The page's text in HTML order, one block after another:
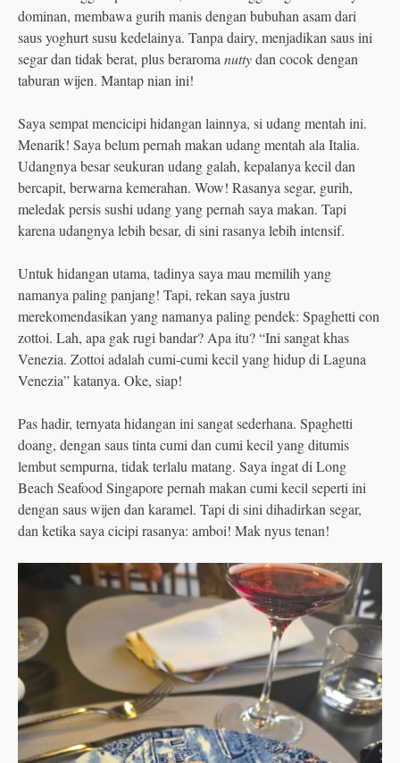
dominan, membawa gurih manis dengan bubuhan asam dari
saus yoghurt susu kedelainya. Tanpa dairy, menjadikan saus ini
segar dan tidak berat, plus beraroma nuttydan cocok dengan
taburan wijen. Mantap nian ini!
Saya sempat mencicipi hidangan lainnya, si udang mentah ini.
Menarik! Saya belum pernah makan udang mentah ala Italia.
Udangnya besar seukuran udang galah, kepalanya kecil dan
bercapit, berwarna kemerahan. Wow! Rasanya segar, gurih,
meledak persis sushi udang yang pernah saya makan. Tapi
karena udangnya lebih besar, di sini rasanya lebih intensif.
Untuk hidangan utama, tadinya saya mau memilih yang
namanya paling panjang! Tapi, rekan saya justru
merekomendasikan yang namanya paling pendek: Spaghetti con
zottoi. Lah, apa gak rugi bandar? Apa itu? “Ini sangat khas
Venezia. Zottoi adalah cumi-cumi kecil yang hidup di Laguna
Venezia” katanya. Oke, siap!
Pas hadir, ternyata hidangan ini sangat sederhana. Spaghetti
doang, dengan saus tinta cumi dan cumi kecil yang ditumis
lembut sempurna, tidak terlalu matang. Saya ingat di Long
Beach Seafood Singapore pernah makan cumi kecil seperti ini
dengan saus wijen dan karamel. Tapi di sini dihadirkan segar,
dan ketika saya cicipi rasanya: amboi! Mak nyus tenan!